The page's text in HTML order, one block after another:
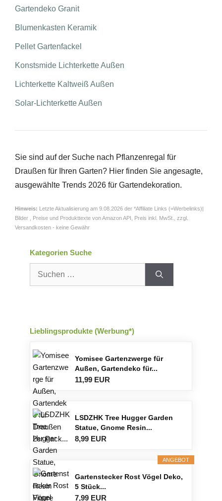
Gartendeko Granit
Blumenkasten Keramik
Pellet Gartenfackel
Konstsmide Lichterkette Außen
Lichterkette Kaltweiß Außen
Solar-Lichterkette Außen
Sie sind auf der Suche nach Pflanzenregal für
Draußen für Ihren Garten? Hier finden Sie angesagte,
ausgewählte Trends 2026 für Gartendekoration.
Hinweis: Letzte Aktualisierung am 9.08.2026 der *Affiliate Links (=Werbelinks)|
Bilder , Preise und Produkttexte von Amazon API, Preis inkl. MwSt., zzgl.
Versandkosten - keine Gewähr
Kategorien Suche
Lieblingsprodukte (Werbung*)
Yomisee Gartenzwerge für
Außen, Gartendeko für...
11,99 EUR
LSDZHK Tree Hugger Garden
Statue, Gnome Resin...
8,99 EUR
ANGEBOT
Gartenstecker Rost Vögel Deko,
5 Stück...
7,99 EUR